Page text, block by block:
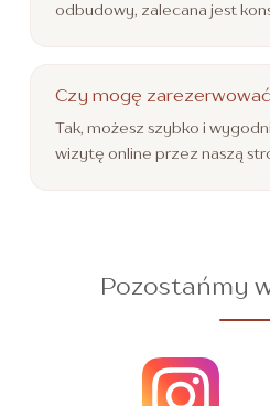
odbudowy, zalecana jest
Czy mogę
Tak, możesz szybko i
wizytę online przez naszą
Pozostańmy